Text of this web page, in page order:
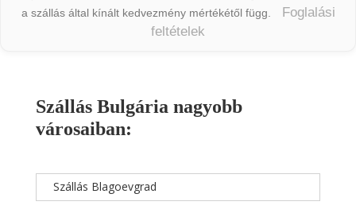
a szállás által kínált kedvezmény mértékétől függ.
Foglalási
feltételek
Szállás Bulgária nagyobb
városaiban:
Szállás Blagoevgrad